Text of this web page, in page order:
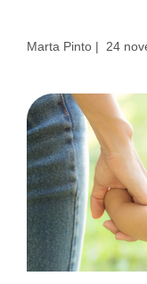
Marta Pinto | 24